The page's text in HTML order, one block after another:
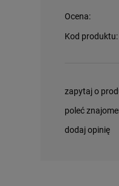
Ocena:
Kod produktu:
zapytaj o
poleć
dodaj opinię